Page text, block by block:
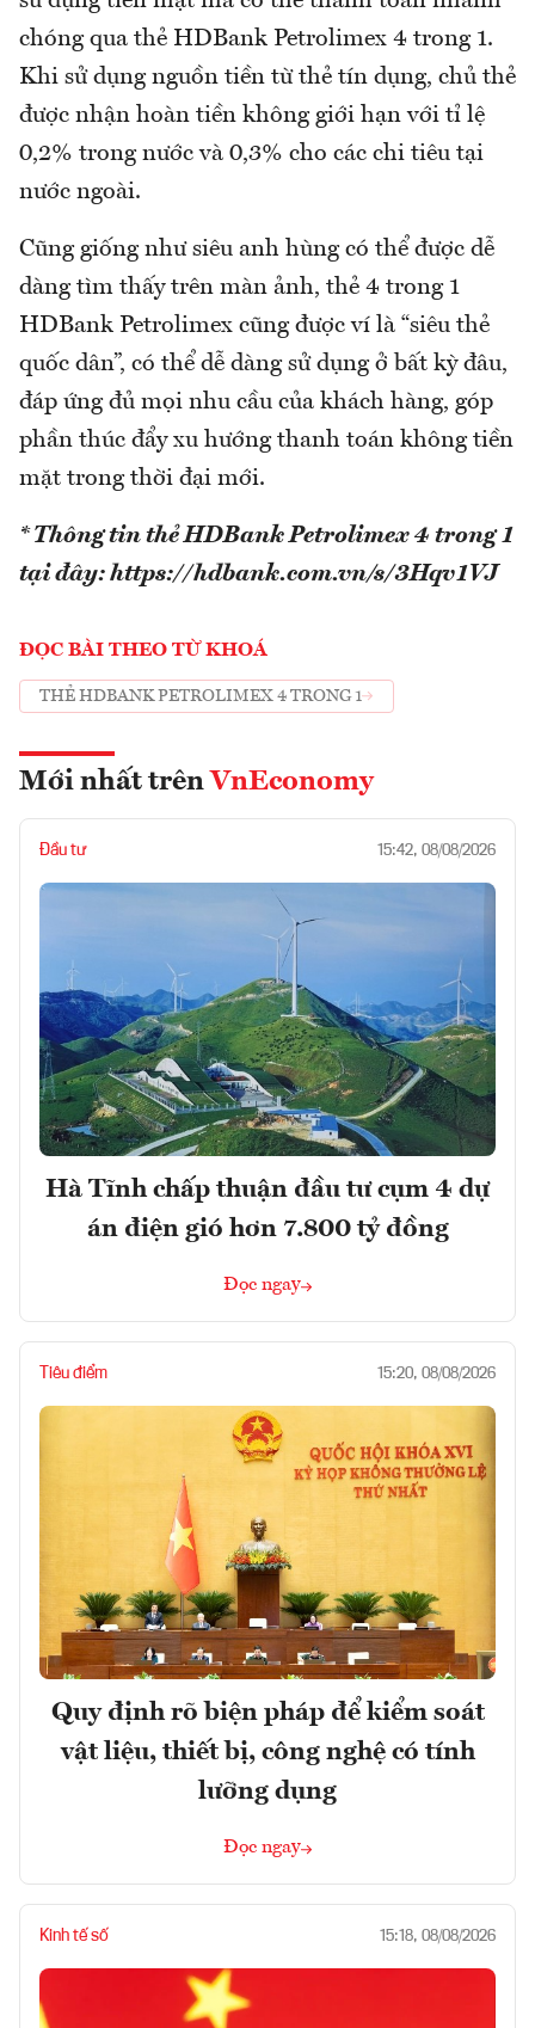
chóng qua thẻ HDBank Petrolimex 4 trong 1.
Khi sử dụng nguồn tiền từ thẻ tín dụng, chủ thẻ
được nhận hoàn tiền không giới hạn với tỉ lệ
0,2% trong nước và 0,3% cho các chi tiêu tại
nước ngoài.
Cũng giống như siêu anh hùng có thể được dễ
dàng tìm thấy trên màn ảnh, thẻ 4 trong 1
HDBank Petrolimex cũng được ví là “siêu thẻ
quốc dân”, có thể dễ dàng sử dụng ở bất kỳ đâu,
đáp ứng đủ mọi nhu cầu của khách hàng, góp
phần thúc đẩy xu hướng thanh toán không tiền
mặt trong thời đại mới.
* Thông tin thẻ HDBank Petrolimex 4 trong 1
tại đây: https://hdbank.com.vn/s/3Hqv1VJ
ĐỌC BÀI THEO TỪ KHOÁ
THẺ HDBANK PETROLIMEX 4 TRONG 1
Mới nhất trên VnEconomy
Đầu tư 15:42, 08/08/2026
Hà Tĩnh chấp thuận đầu tư cụm 4 dự
án điện gió hơn 7.800 tỷ đồng
Đọc ngay
Tiêu điểm 15:20, 08/08/2026
Quy định rõ biện pháp để kiểm soát
vật liệu, thiết bị, công nghệ có tính
lưỡng dụng
Đọc ngay
Kinh tế số 15:18, 08/08/2026